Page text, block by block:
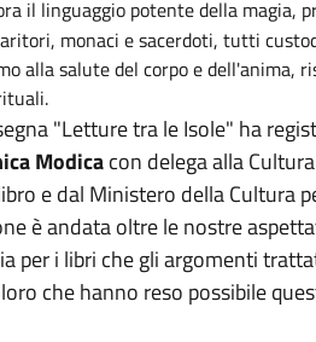
il linguaggio potente della magia,
monaci e sacerdoti, tutti
alla salute del corpo e dell'anima,
"Letture tra le Isole" ha
Modicacon delega alla
e dal Ministero della Cultura
è andata oltre le nostre
per i libri che gli argomenti
che hanno reso possibile